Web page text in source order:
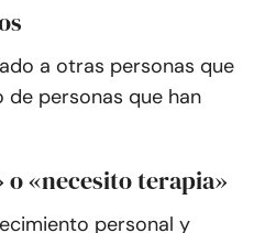
a otras personas que
personas que han
«necesito terapia»
personal y